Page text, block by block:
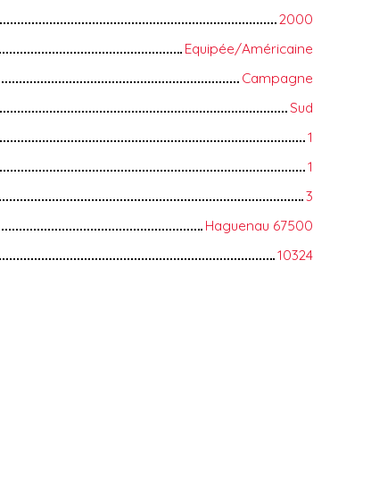
2000
Equipée/Américaine
Campagne
Sud
1
1
3
Haguenau 67500
10324